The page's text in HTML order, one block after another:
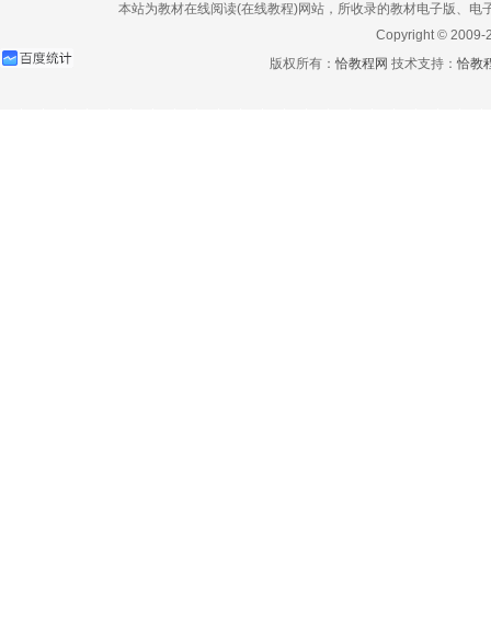
本站为教材在线阅读(在线教程)网站，所收录的教材电子版、
Copyright © 2009-
版权所有：恰教程网 技术支持：恰教